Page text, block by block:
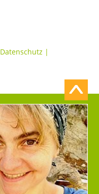
Datenschutz |